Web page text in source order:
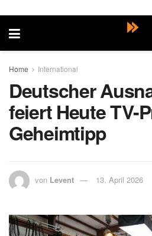
Home International
Deutscher
feiert Heute TV-
Geheimtipp
von Levent 13. April 2026